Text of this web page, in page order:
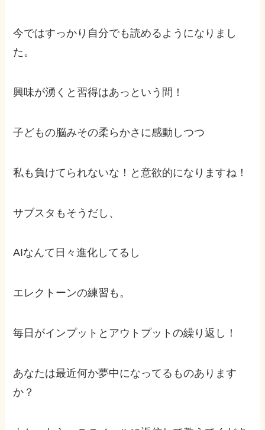
今ではすっかり自分でも読めるようになりまし
た。
興味が湧くと習得はあっという間！
子どもの脳みその柔らかさに感動しつつ
私も負けてられないな！と意欲的になりますね！
サブスタもそうだし、
AIなんて日々進化してるし
エレクトーンの練習も。
毎日がインプットとアウトプットの繰り返し！
あなたは最近何か夢中になってるものあります
か？